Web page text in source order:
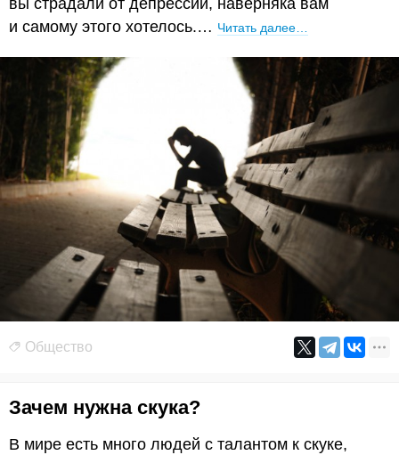
и самому этого хотелось.… Читать далее…
Общество
Зачем нужна скука?
В мире есть много людей с талантом к скуке,